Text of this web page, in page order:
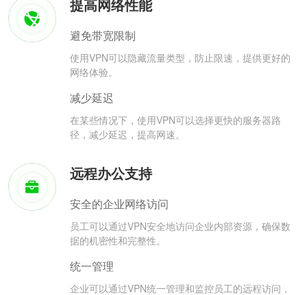
提高网络性能
避免带宽限制
使用VPN可以隐藏流量类型，防止限速，提供更好的
网络体验。
减少延迟
在某些情况下，使用VPN可以选择更快的服务器路
径，减少延迟，提高网速。
远程办公支持
安全的企业网络访问
员工可以通过VPN安全地访问企业内部资源，确保数
据的机密性和完整性。
统一管理
企业可以通过VPN统一管理和监控员工的远程访问，